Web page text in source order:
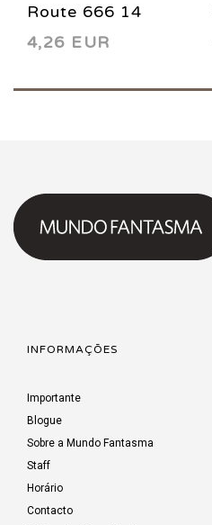
Route 666 14
2003
4,26 EUR
INFORMAÇÕES
Importante
Blogue
Sobre a Mundo Fantasma
Staff
Horário
Contacto